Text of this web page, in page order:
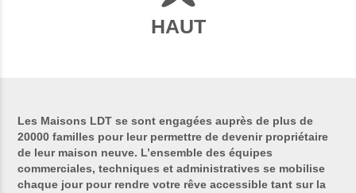
HAUT
Les Maisons LDT se sont engagées auprès de plus de
20000 familles pour leur permettre de devenir propriétaire
de leur maison neuve. L’ensemble des équipes
commerciales, techniques et administratives se mobilise
chaque jour pour rendre votre rêve accessible tant sur la